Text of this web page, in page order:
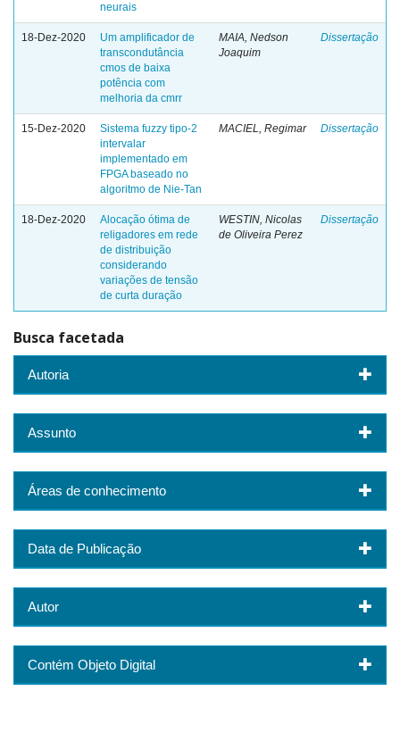
neurais
18-Dez-2020
Um amplificador de
transcondutância
cmos de baixa
potência com
melhoria da cmrr
MAIA, Nedson
Joaquim
Dissertação
15-Dez-2020
Sistema fuzzy tipo-2
intervalar
implementado em
FPGA baseado no
algoritmo de Nie-Tan
MACIEL, Regimar Dissertação
18-Dez-2020
Alocação ótima de
religadores em rede
de distribuição
considerando
variações de tensão
de curta duração
WESTIN, Nicolas
de Oliveira Perez
Dissertação
Busca facetada
Autoria
Assunto
Áreas de conhecimento
Data de Publicação
Autor
Contém Objeto Digital